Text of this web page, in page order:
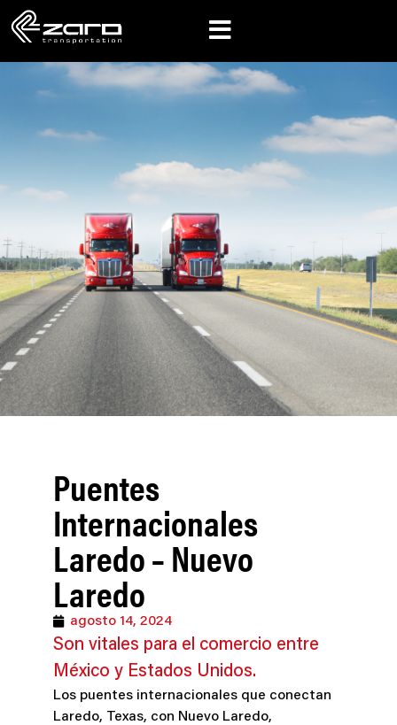
Puentes
Internacionales
Laredo – Nuevo
Laredo
agosto 14, 2024
Son vitales para el comercio entre
México y Estados Unidos.
Los puentes internacionales que conectan
Laredo, Texas, con Nuevo Laredo,